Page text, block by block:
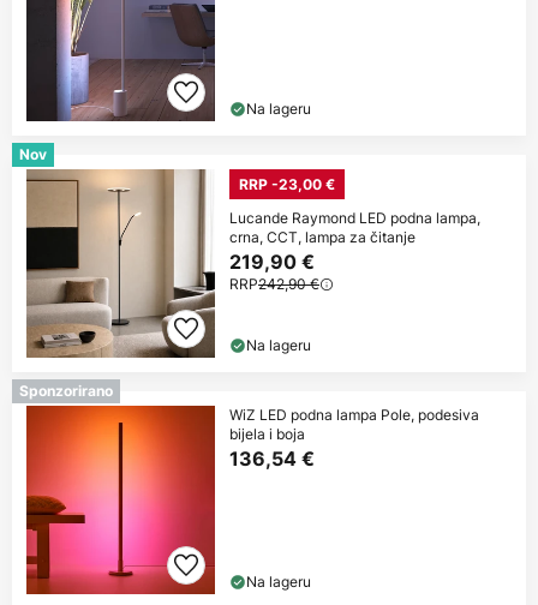
Na lageru
Nov
RRP -23,00 €
Lucande Raymond LED podna lampa,
crna, CCT, lampa za čitanje
219,90 €
RRP242,90 €
Na lageru
Sponzorirano
WiZ LED podna lampa Pole, podesiva
bijela i boja
136,54 €
Na lageru